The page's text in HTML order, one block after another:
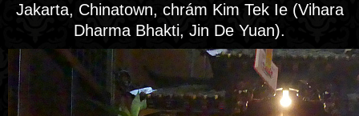
Jakarta, Chinatown, chrám Kim Tek Ie (Vihara
Dharma Bhakti, Jin De Yuan).